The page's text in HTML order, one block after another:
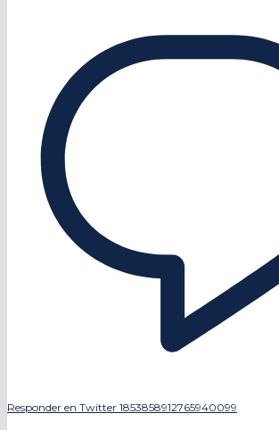
Responder en Twitter 1853858912765940099